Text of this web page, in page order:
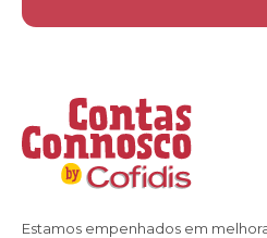
Estamos empenhados em